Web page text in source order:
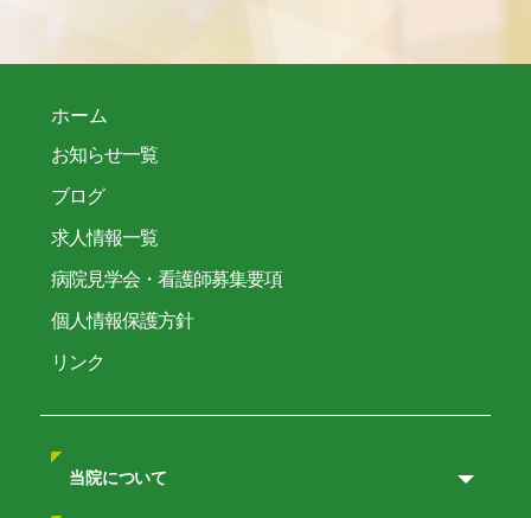
ホーム
お知らせ一覧
ブログ
求人情報一覧
病院見学会・看護師募集要項
個人情報保護方針
リンク
当院について